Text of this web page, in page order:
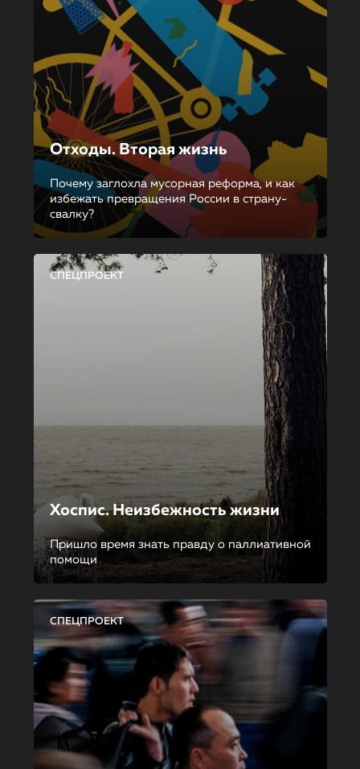
Отходы. Вторая жизнь
Почему заглохла мусорная реформа, и как
избежать превращения России в страну-
свалку?
СПЕЦПРОЕКТ
Хоспис. Неизбежность жизни
Пришло время знать правду о паллиативной
помощи
СПЕЦПРОЕКТ